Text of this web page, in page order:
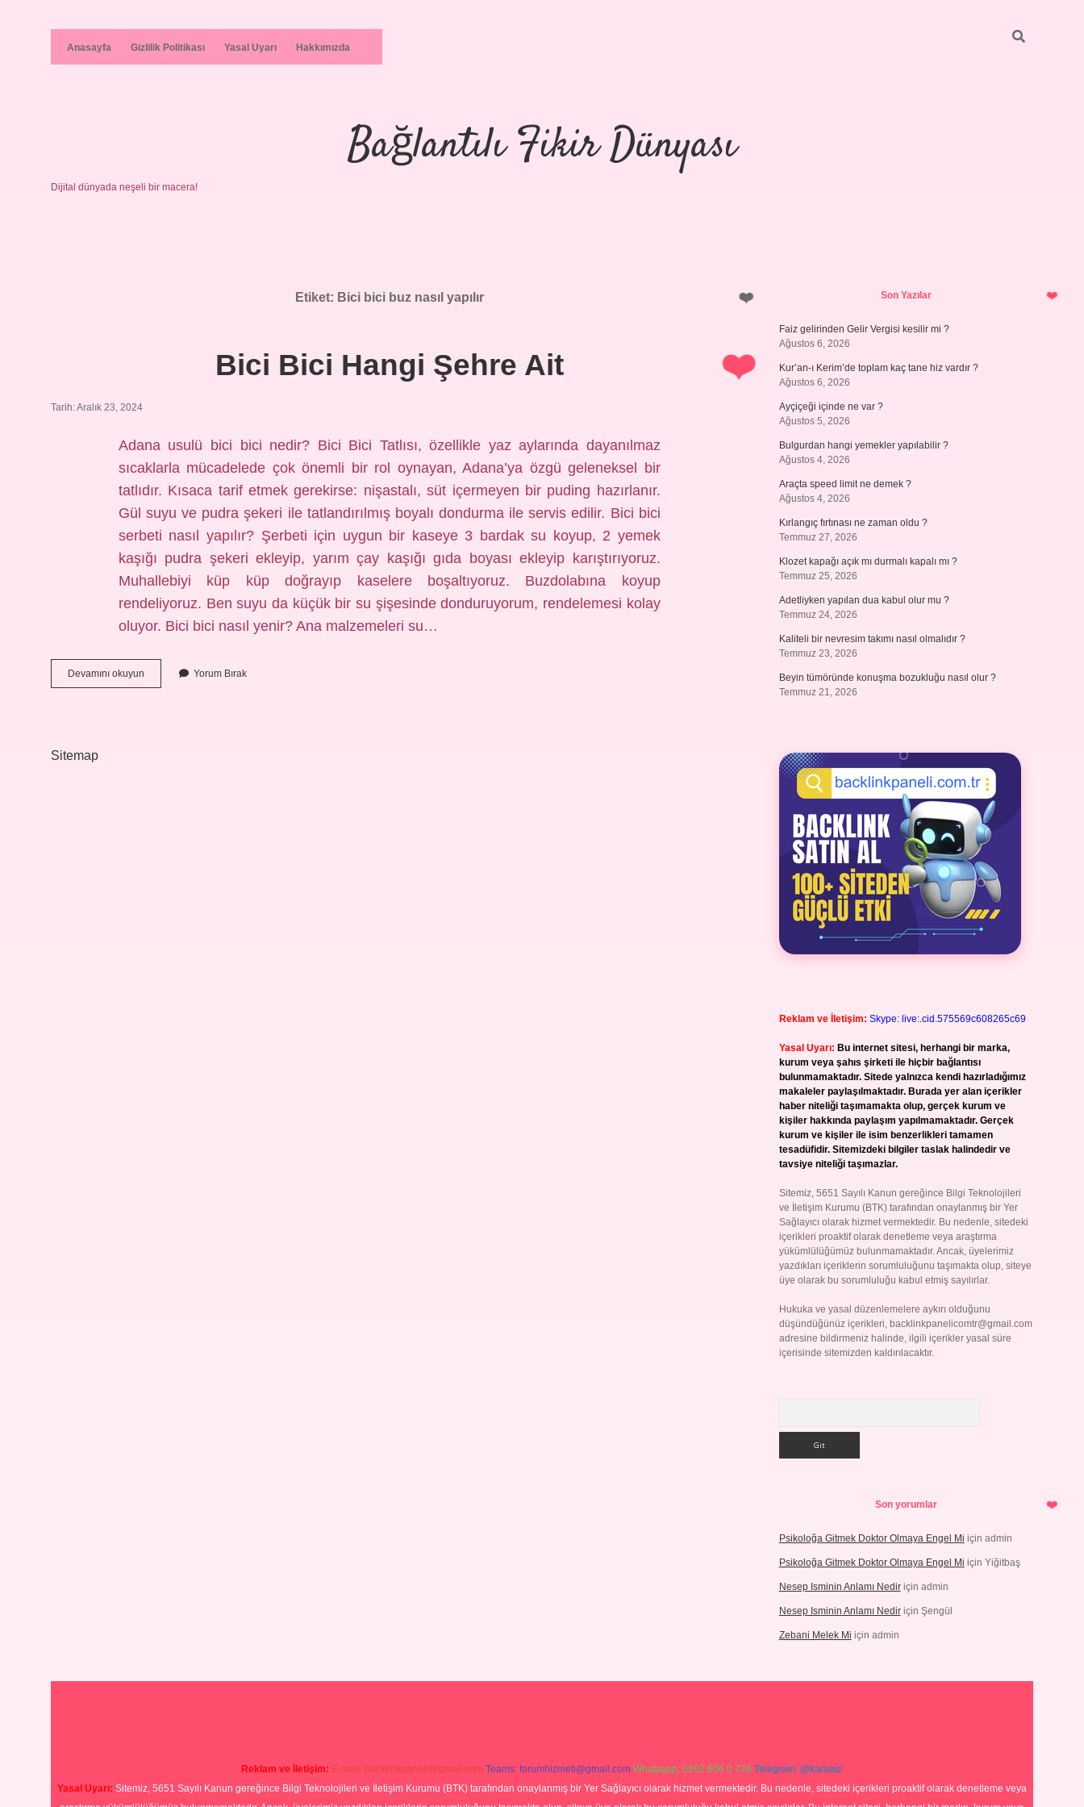
Anasayfa Gizlilik Politikası Yasal Uyarı Hakkımızda
Bağlantılı Fikir Dünyası
Dijital dünyada neşeli bir macera!
Etiket: Bici bici buz nasıl yapılır
Bici Bici Hangi Şehre Ait
Tarih: Aralık 23, 2024
Adana usulü bici bici nedir? Bici Bici Tatlısı, özellikle yaz aylarında dayanılmaz
sıcaklarla mücadelede çok önemli bir rol oynayan, Adana’ya özgü geleneksel bir
tatlıdır. Kısaca tarif etmek gerekirse: nişastalı, süt içermeyen bir puding hazırlanır.
Gül suyu ve pudra şekeri ile tatlandırılmış boyalı dondurma ile servis edilir. Bici bici
serbeti nasıl yapılır? Şerbeti için uygun bir kaseye 3 bardak su koyup, 2 yemek
kaşığı pudra şekeri ekleyip, yarım çay kaşığı gıda boyası ekleyip karıştırıyoruz.
Muhallebiyi küp küp doğrayıp kaselere boşaltıyoruz. Buzdolabına koyup
rendeliyoruz. Ben suyu da küçük bir su şişesinde donduruyorum, rendelemesi kolay
oluyor. Bici bici nasıl yenir? Ana malzemeleri su…
Devamını okuyun
Bici
Yorum Bırak
Sitemap
SidebarSon Yazılar
Faiz gelirinden Gelir Vergisi kesilir mi ?
Ağustos 6, 2026
Kur’an-ı Kerim’de toplam kaç tane hiz vardır ?
Ağustos 6, 2026
Ayçiçeği içinde ne var ?
Ağustos 5, 2026
Bulgurdan hangi yemekler yapılabilir ?
Ağustos 4, 2026
Araçta speed limit ne demek ?
Ağustos 4, 2026
Kırlangıç fırtınası ne zaman oldu ?
Temmuz 27, 2026
Klozet kapağı açık mı durmalı kapalı mı ?
Temmuz 25, 2026
Adetliyken yapılan dua kabul olur mu ?
Temmuz 24, 2026
Kaliteli bir nevresim takımı nasıl olmalıdır ?
Temmuz 23, 2026
Beyin tümöründe konuşma bozukluğu nasıl olur ?
Temmuz 21, 2026
Reklam ve İletişim: Skype: live:.cid.575569c608265c69
Yasal Uyarı: Bu internet sitesi, herhangi bir marka,
kurum veya şahıs şirketi ile hiçbir bağlantısı
bulunmamaktadır. Sitede yalnızca kendi hazırladığımız
makaleler paylaşılmaktadır. Burada yer alan içerikler
haber niteliği taşımamakta olup, gerçek kurum ve
kişiler hakkında paylaşım yapılmamaktadır. Gerçek
kurum ve kişiler ile isim benzerlikleri tamamen
tesadüfidir. Sitemizdeki bilgiler taslak halindedir ve
tavsiye niteliği taşımazlar.
Sitemiz, 5651 Sayılı Kanun gereğince Bilgi Teknolojileri
ve İletişim Kurumu (BTK) tarafından onaylanmış bir Yer
Sağlayıcı olarak hizmet vermektedir. Bu nedenle, sitedeki
içerikleri proaktif olarak denetleme veya araştırma
yükümlülüğümüz bulunmamaktadır. Ancak, üyelerimiz
yazdıkları içeriklerin sorumluluğunu taşımakta olup, siteye
üye olarak bu sorumluluğu kabul etmiş sayılırlar.
Hukuka ve yasal düzenlemelere aykırı olduğunu
düşündüğünüz içerikleri, backlinkpanelicomtr@gmail.com
adresine bildirmeniz halinde, ilgili içerikler yasal süre
içerisinde sitemizden kaldırılacaktır.
Son yorumlar
Psikoloğa Gitmek Doktor Olmaya Engel Mi için admin
Psikoloğa Gitmek Doktor Olmaya Engel Mi için Yiğitbaş
Nesep Isminin Anlamı Nediriçin admin
Nesep Isminin Anlamı Nediriçin Şengül
Zebani Melek Mi için admin
Reklam ve İletişim: E-mail: backlinkpaneli@gmail.com Teams: forumhizmeti@gmail.com Whatsapp: 0262 606 0 726 Telegram: @karabul
Yasal Uyarı: Sitemiz, 5651 Sayılı Kanun gereğince Bilgi Teknolojileri ve İletişim Kurumu (BTK) tarafından onaylanmış bir Yer Sağlayıcı olarak hizmet vermektedir. Bu nedenle, sitedeki içerikleri proaktif olarak denetleme veya